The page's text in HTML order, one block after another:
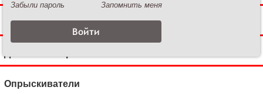
Культиваторы сплошной обработки
Опрыскиватели
Забыли пароль Запомнить меня